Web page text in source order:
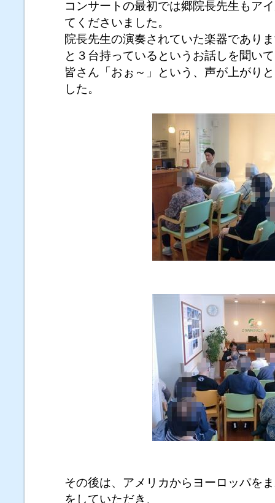
コンサートの最初では郷院長先生もア
てくださいました。
院長先生の演奏されていた楽器であり
と３台持っているというお話しを聞い
皆さん「おぉ～」という、声が上がり
した。
その後は、アメリカからヨーロッパを
をしていただき、